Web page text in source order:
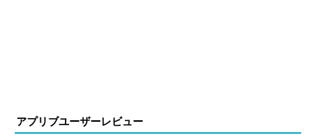
アプリブユーザーレビュー